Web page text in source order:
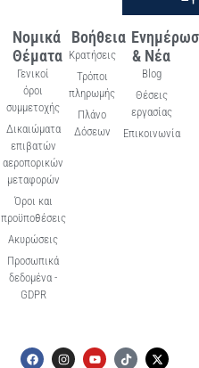
Νομικά
Θέματα
Γενικοί
όροι
συμμετοχής
Δικαιώματα
επιβατών
αεροπορικών
μεταφορών
Όροι και
προϋποθέσεις
Ακυρώσεις
Προσωπικά
δεδομένα -
GDPR
Βοήθεια
Κρατήσεις
Τρόποι
πληρωμής
Πλάνο
Δόσεων
& Νέα
Blog
Θέσεις
εργασίας
Επικοινωνία